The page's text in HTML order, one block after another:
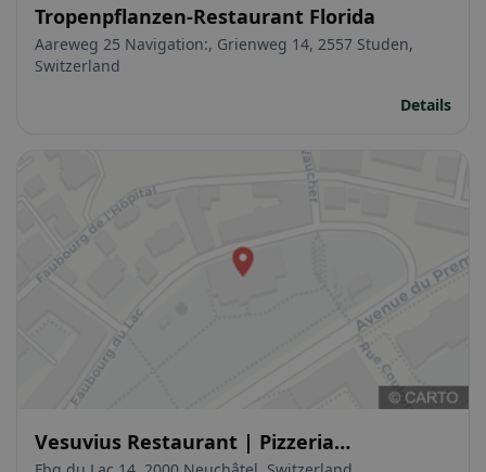
Tropenpflanzen-Restaurant Florida
Aareweg 25 Navigation:, Grienweg 14, 2557 Studen,
Switzerland
Details
Vesuvius Restaurant | Pizzeria